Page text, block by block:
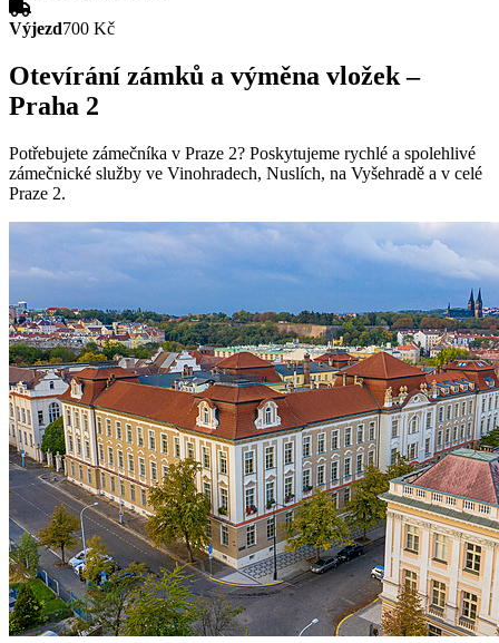
Výjezd700 Kč
Otevírání zámků a výměna vložek –
Praha 2
Potřebujete zámečníka v Praze 2? Poskytujeme rychlé a spolehlivé
zámečnické služby ve Vinohradech, Nuslích, na Vyšehradě a v celé
Praze 2.